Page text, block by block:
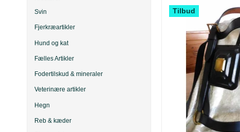
Svin
Fjerkræartikler
Hund og kat
Fælles Artikler
Fodertilskud & mineraler
Veterinære artikler
Hegn
Reb & kæder
Tilbud